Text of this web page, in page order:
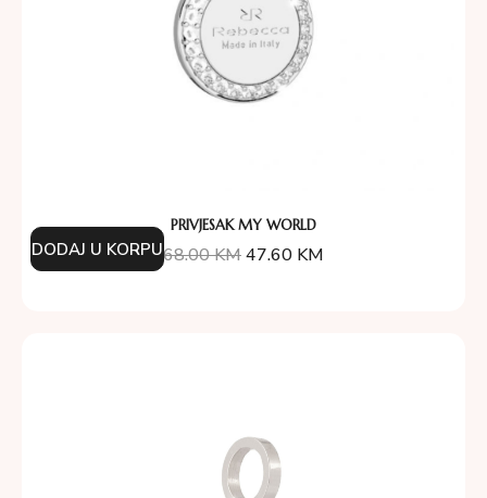
PRIVJESAK MY WORLD
68.00KM47.60 KM
DODAJ U KORPU